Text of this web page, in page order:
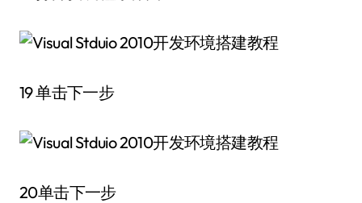
19 单击下一步
20单击下一步